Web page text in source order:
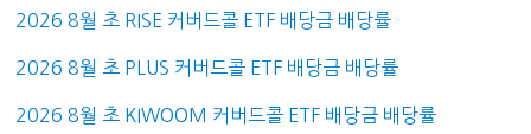
2026 8월 초 RISE 커버드콜 ETF 배당금 배당률
2026 8월 초 PLUS 커버드콜 ETF 배당금 배당률
2026 8월 초 KIWOOM 커버드콜 ETF 배당금 배당률